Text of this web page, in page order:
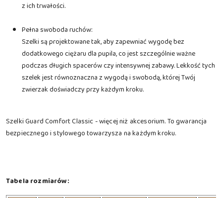
z ich trwałości.
Pełna swoboda ruchów:
Szelki są projektowane tak, aby zapewniać wygodę bez
dodatkowego ciężaru dla pupila, co jest szczególnie ważne
podczas długich spacerów czy intensywnej zabawy. Lekkość tych
szelek jest równoznaczna z wygodą i swobodą, której Twój
zwierzak doświadczy przy każdym kroku.
Szelki Guard Comfort Classic - więcej niż akcesorium. To gwarancja
bezpiecznego i stylowego towarzysza na każdym kroku.
Tabela rozmiarów: